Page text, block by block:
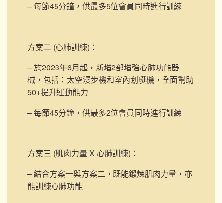
– 每節45分鐘，供最多5位會員同時進行訓練
方案二 (心肺訓練) ：
– 於2023年6月起，新增2部增強心肺功能器
械，包括：太空漫步機和室內划艇機， 全面幫助
50+提升運動能力
– 每節45分鐘，供最多2位會員同時進行訓練
方案三 (肌肉力量 X 心肺訓練) ：
– 結合方案一與方案二，既能鍛煉肌肉力量，亦
能訓練心肺功能